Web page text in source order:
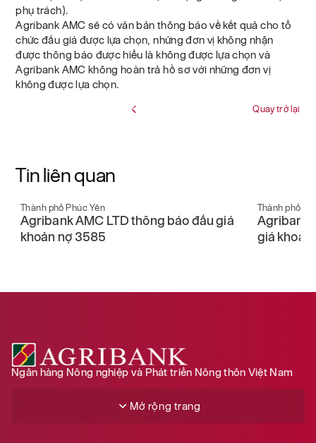
phụ trách).
Agribank AMC sẽ có văn bản thông báo về kết quả cho tổ
chức đấu giá được lựa chọn, những đơn vị không nhận
được thông báo được hiểu là không được lựa chọn và
Agribank AMC không hoàn trả hồ sơ với những đơn vị
không được lựa chọn.
Quay trở lại
Tin liên quan
Thành phố Phúc Yên
Agribank AMC LTD thông báo đấu giá
khoản nợ 3585
Thành phố
Agribank
giá khoản
Ngân hàng Nông nghiệp và Phát triển Nông thôn Việt Nam
Mở rộng trang